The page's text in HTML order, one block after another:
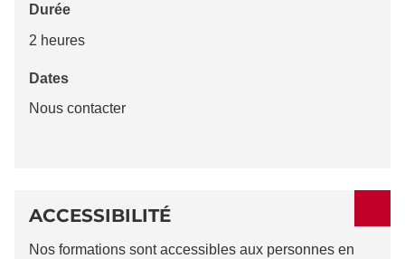
Durée
2 heures
Dates
Nous contacter
ACCESSIBILITÉ
Nos formations sont accessibles aux personnes en